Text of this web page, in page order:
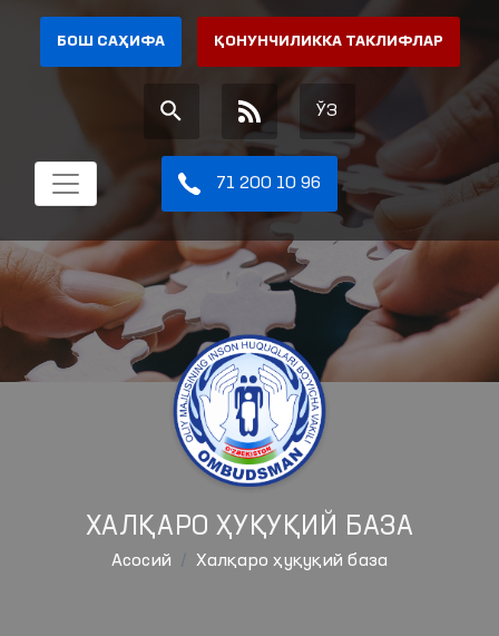
БОШ САҲИФА ҚОНУНЧИЛИККА ТАКЛИФЛАР
ЎЗ
71 200 10 96
ХАЛҚАРО ҲУҚУҚИЙ БАЗА
Aсосий Халқаро ҳуқуқий база